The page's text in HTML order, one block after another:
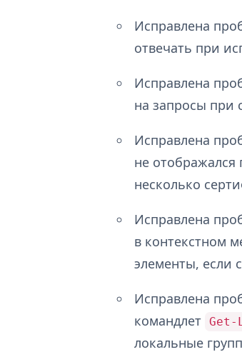
Исправлена
отвечать при
Исправлена
на запросы при
Исправлена
не отображался
несколько
Исправлена
в контекстном
элементы, если
Исправлена
командлет Get-
локальные